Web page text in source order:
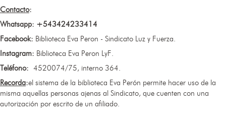
Contacto:
Whatsapp: +543424233414
Facebook: Biblioteca Eva Peron - Sindicato Luz y Fuerza.
Instagram: Biblioteca Eva Peron LyF.
Teléfono: 4520074/75, interno 364.
Recorda:el sistema de la biblioteca Eva Perón permite hacer uso de la
misma aquellas personas ajenas al Sindicato, que cuenten con una
autorización por escrito de un afiliado.